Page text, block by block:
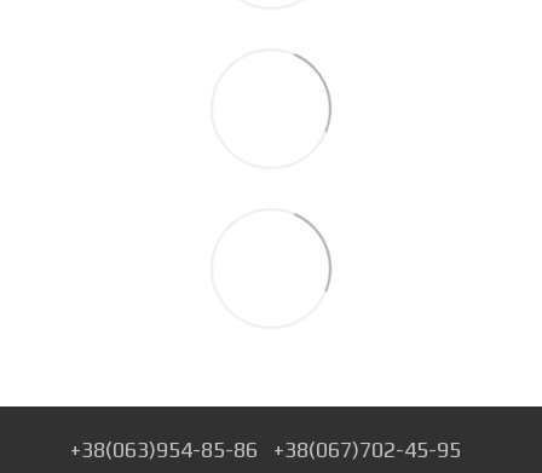
+38(063)954-85-86 +38(067)702-45-95